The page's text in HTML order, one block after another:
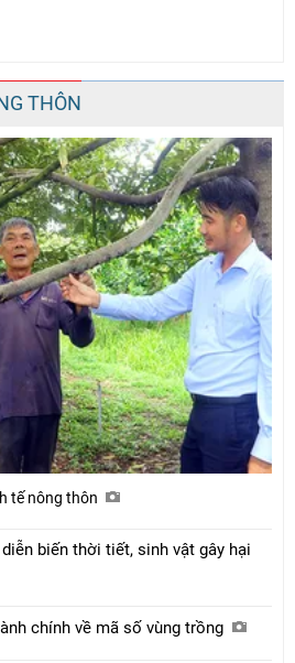
THÔN
tế nông thôn
biến thời tiết, sinh vật gây hại
chính về mã số vùng trồng